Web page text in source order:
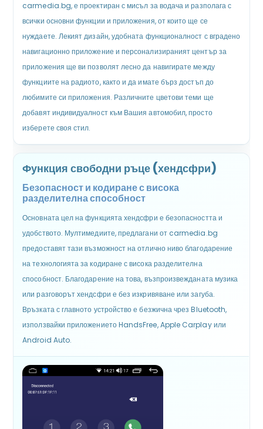
carmedia.bg, е проектиран с мисъл за водача и разполага с
всички основни функции и приложения, от които ще се
нуждаете. Лекият дизайн, удобната функционалност с вградено
навигационно приложение и персонализираният център за
приложения ще ви позволят лесно да навигирате между
функциите на радиото, както и да имате бърз достъп до
любимите си приложения. Различните цветови теми ще
добавят индивидуалност към Вашия автомобил, просто
изберете своя стил.
Функция свободни ръце (хендсфри)
Безопасност и кодиране с висока
разделителна способност
Основната цел на функцията хендсфри е безопасността и
удобството. Мултимедиите, предлагани от carmedia.bg
предоставят тази възможност на отлично ниво благодарение
на технологията за кодиране с висока разделителна
способност. Благодарение на това, възпроизвежданата музика
или разговорът хендсфри е без изкривяване или загуба.
Връзката с главното устройство е безжична чрез Bluetooth,
използвайки приложението HandsFree, Apple Carplay или
Android Auto.